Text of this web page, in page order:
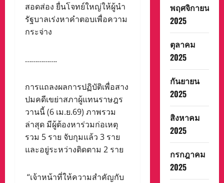
สอดส่อง ยื่นโจทย์ใหญ่ให้ผู้นำ
รัฐบาลเร่งหาคำตอบเพื่อความ
กระจ่าง
…………….
การแถลงผลการปฏิบัติเพื่อสาง
ปมคดีเขย่าสภาผู้แทนราษฎร
วานนี้ (6 เม.ย.69) ภาพรวม
ล่าสุด มีผู้ต้องหาร่วมก่อเหตุ
รวม 5 ราย จับกุมแล้ว 3 ราย
และอยู่ระหว่างติดตาม 2 ราย
“เจ้าหน้าที่ให้ความสำคัญกับ
พฤศจิกายน
2025
ตุลาคม
2025
กันยายน
2025
สิงหาคม
2025
กรกฎาคม
2025